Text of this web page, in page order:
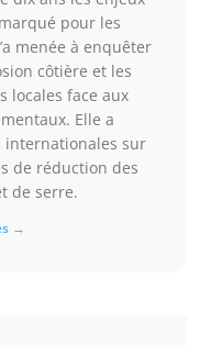
pour les
menée à enquêter
côtière et les
locales face aux
Elle a
internationales sur
de réduction des
de serre.
→